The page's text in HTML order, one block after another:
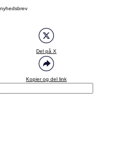
Del på X
Kopier og del link